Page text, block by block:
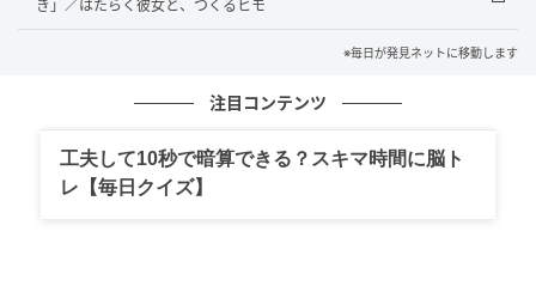
き」／はたらく彼女と、つくるヒモ
※毎日が発見ネットに移動します
注目コンテンツ
工夫して10秒で暗算できる？スキマ時間に脳ト
レ【毎日クイズ】